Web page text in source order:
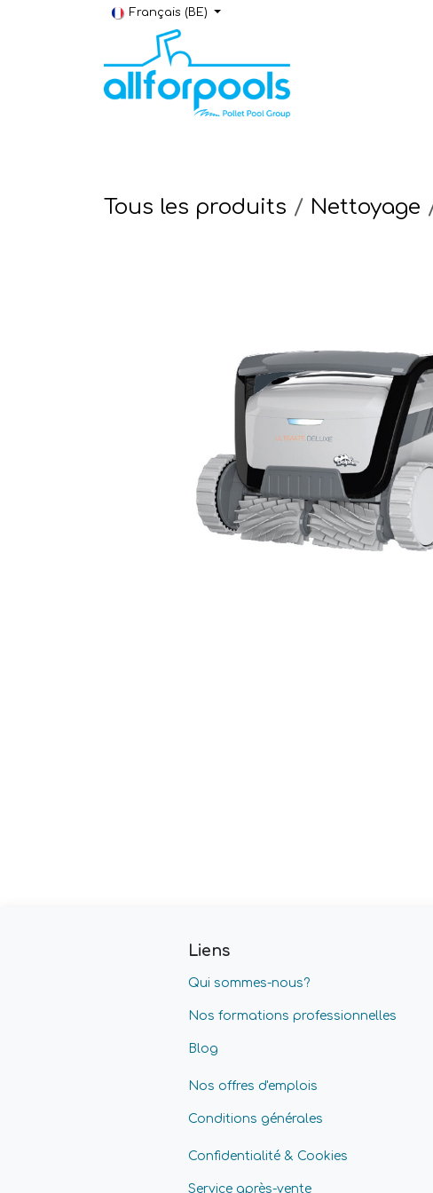
Se rendre au contenu
Français (BE)
Tous les produits Nettoyage
Liens
Qui sommes-nous?
Nos formations professionnelles
Blog
Nos offres d'emplois
Conditions générales
Confidentialité & Cookies
Service après-vente